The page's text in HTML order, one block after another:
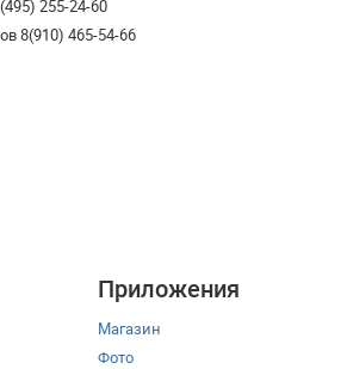
255-24-60
8(910) 465-54-66
Приложения
Магазин
Фото